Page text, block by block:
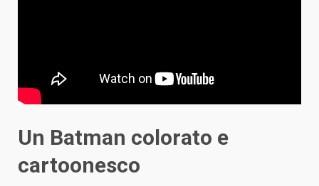
Un Batman colorato e
cartoonesco